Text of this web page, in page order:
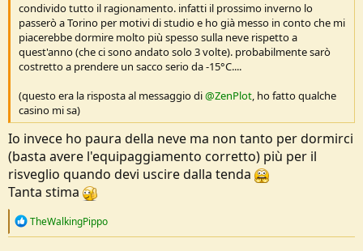
condivido tutto il ragionamento. infatti il prossimo inverno lo
passerò a Torino per motivi di studio e ho già messo in conto che mi
piacerebbe dormire molto più spesso sulla neve rispetto a
quest'anno (che ci sono andato solo 3 volte). probabilmente sarò
costretto a prendere un sacco serio da -15°C....
(questo era la risposta al messaggio di@ZenPlot, ho fatto qualche
casino mi sa)
Io invece ho paura della neve ma non tanto per dormirci
(basta avere l'equipaggiamento corretto) più per il
risveglio quando devi uscire dalla tenda
Tanta stima
R
TheWalkingPippo